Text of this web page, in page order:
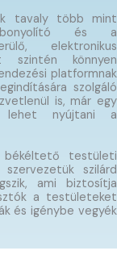
tavaly több mint
bonyolító és a
elektronikus
szintén könnyen
platformnak
szolgáló
is, már egy
lehet nyújtani a
békéltető testületi
szilárd
ami biztosítja
a testületeket
és igénybe vegyék